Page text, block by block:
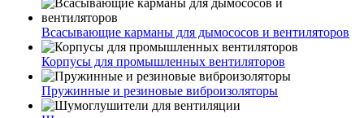
Всасывающие карманы для дымососов и вентиляторов
Корпусы для промышленных вентиляторов
Пружинные и резиновые виброизоляторы